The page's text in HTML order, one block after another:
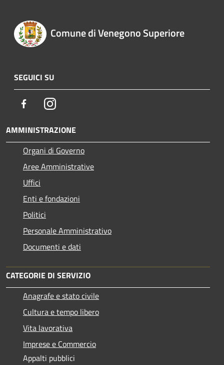
Comune di Venegono Superiore
SEGUICI SU
FacebookInstagram
AMMINISTRAZIONE
Organi di Governo
Aree Amministrative
Uffici
Enti e fondazioni
Politici
Personale Amministrativo
Documenti e dati
CATEGORIE DI SERVIZIO
Anagrafe e stato civile
Cultura e tempo libero
Vita lavorativa
Imprese e Commercio
Appalti pubblici